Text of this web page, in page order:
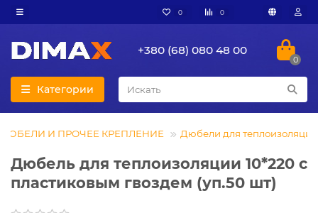
0 0
+380 (68) 080 48 00
0
Категории
И ПРОЧЕЕ КРЕПЛЕНИЕ Дюбели для теплоизоляции
Дюбель для теплоизоляции 10*220 с
пластиковым гвоздем (уп.50 шт)